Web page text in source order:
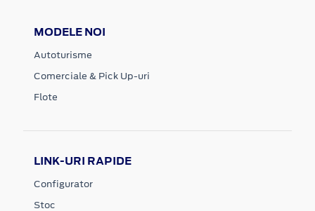
MODELE NOI
Autoturisme
Comerciale & Pick Up-uri
Flote
LINK-URI RAPIDE
Configurator
Stoc